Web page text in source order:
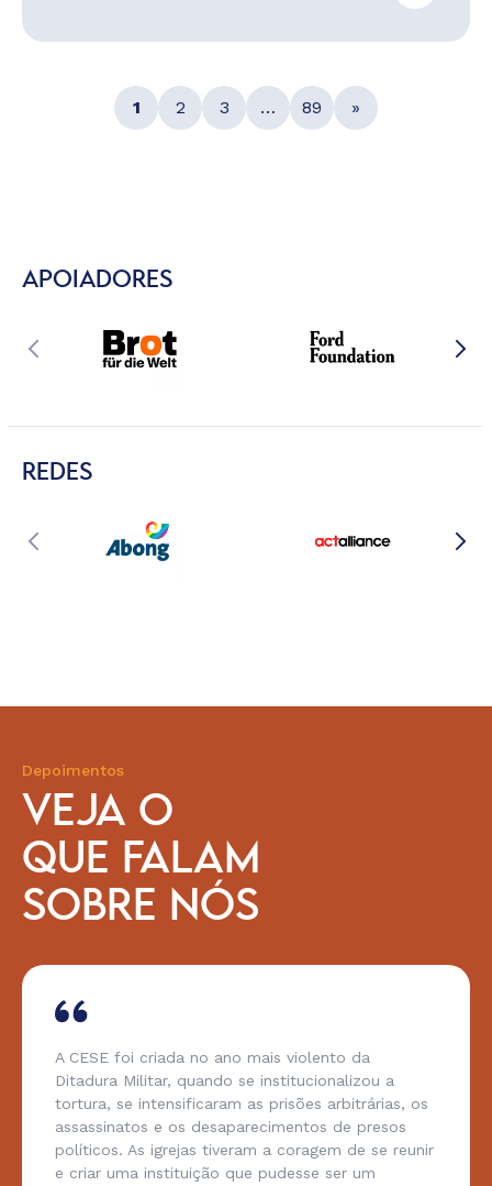
1 2 3 … 89 »
APOIADORES
REDES
Depoimentos
VEJA O
QUE FALAM
SOBRE NÓS
A CESE foi criada no ano mais violento da
Ditadura Militar, quando se institucionalizou a
tortura, se intensificaram as prisões arbitrárias, os
assassinatos e os desaparecimentos de presos
políticos. As igrejas tiveram a coragem de se reunir
e criar uma instituição que pudesse ser um